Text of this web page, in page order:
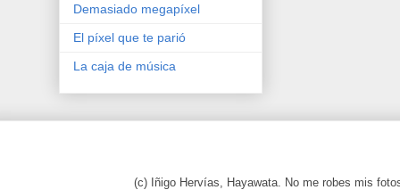
Demasiado megapíxel
El píxel que te parió
La caja de música
(c) Iñigo Hervías, Hayawata. No me robes mis